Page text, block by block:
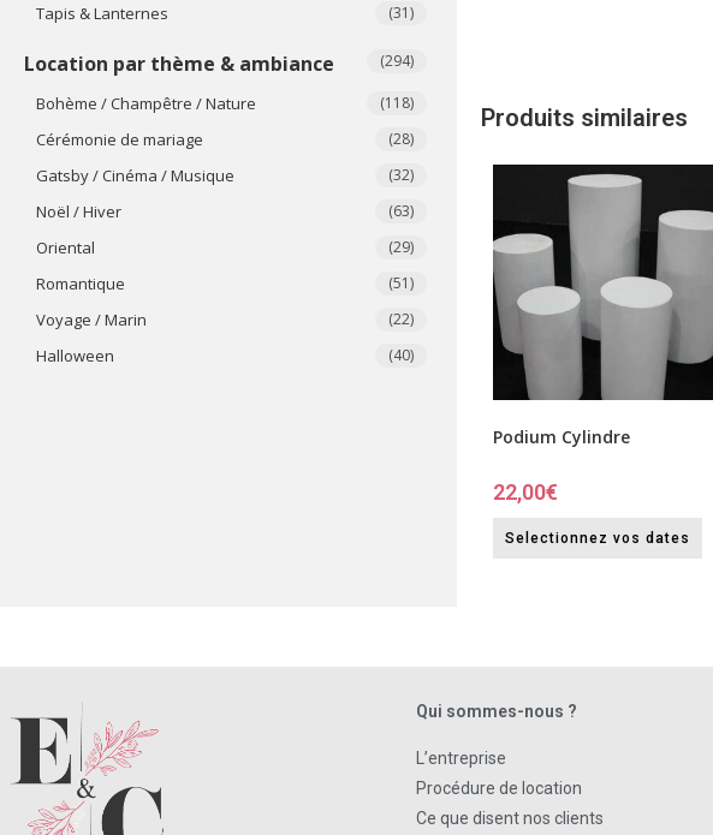
Tapis & Lanternes (31)
Location par thème & ambiance (294)
Bohème / Champêtre / Nature (118)
Cérémonie de mariage (28)
Gatsby / Cinéma / Musique (32)
Noël / Hiver (63)
Oriental (29)
Romantique (51)
Voyage / Marin (22)
​Halloween (40)
Produits similaires
Podium Cylindre
22,00€
Selectionnez vos dates
Qui sommes-nous ?
L’entreprise
Procédure de location
Ce que disent nos clients